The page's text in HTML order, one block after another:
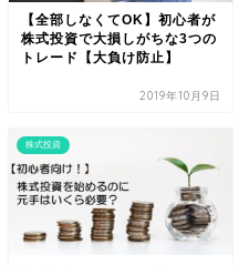
【全部しなくてOK】初心者が
株式投資で大損しがちな3つの
トレード【大負け防止】
2019年10月9日
株式投資